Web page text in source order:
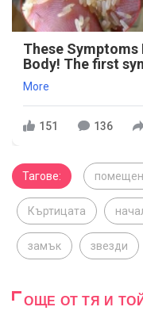
These Symptoms
Body! The first
More
151 136
Тагове:
Къртицата
замък звезди
ОЩЕ ОТ ТЯ И ТОЙ